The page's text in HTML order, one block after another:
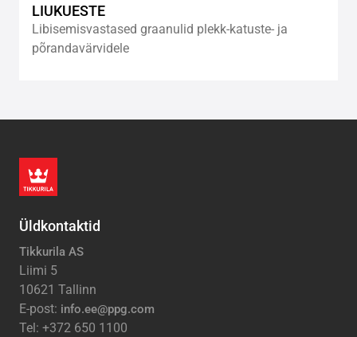
LIUKUESTE
Libisemisvastased graanulid plekk-katuste- ja
põrandavärvidele
Üldkontaktid
Tikkurila AS
Liimi 5
10621 Tallinn
E-post: info.ee@ppg.com
Tel: +372 650 1100